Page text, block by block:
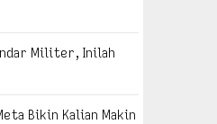
Militer, Inilah
Bikin Kalian Makin